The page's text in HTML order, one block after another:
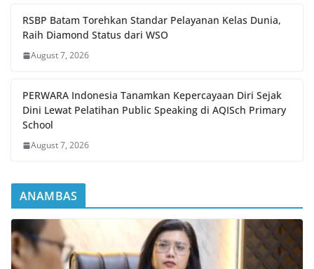
RSBP Batam Torehkan Standar Pelayanan Kelas Dunia,
Raih Diamond Status dari WSO
August 7, 2026
PERWARA Indonesia Tanamkan Kepercayaan Diri Sejak
Dini Lewat Pelatihan Public Speaking di AQISch Primary
School
August 7, 2026
ANAMBAS